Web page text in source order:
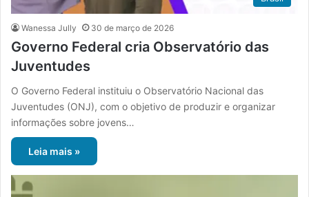
Wanessa Jully 30 de março de 2026
Governo Federal cria Observatório das
Juventudes
O Governo Federal instituiu o Observatório Nacional das
Juventudes (ONJ), com o objetivo de produzir e organizar
informações sobre jovens…
Leia mais »